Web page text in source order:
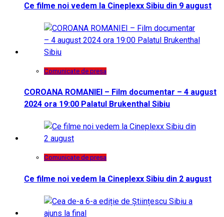
Ce filme noi vedem la Cineplexx Sibiu din 9 august
Comunicate de presa
COROANA ROMANIEI – Film documentar – 4 august
2024 ora 19:00 Palatul Brukenthal Sibiu
Comunicate de presa
Ce filme noi vedem la Cineplexx Sibiu din 2 august